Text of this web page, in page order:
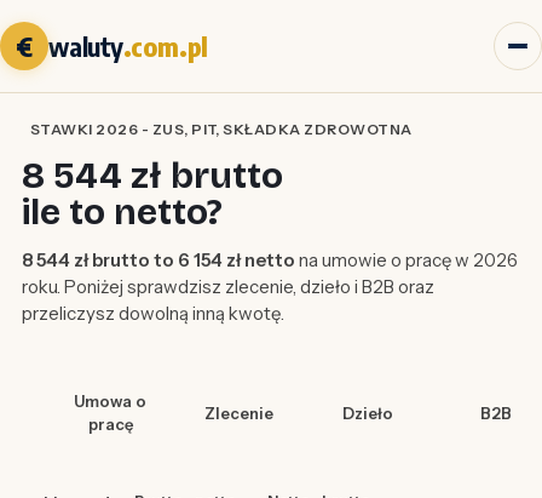
€ waluty.com.pl
STAWKI 2026 - ZUS, PIT, SKŁADKA ZDROWOTNA
8 544 zł brutto
ile to netto?
8 544 zł brutto to 6 154 zł netto na umowie o pracę w 2026
roku. Poniżej sprawdzisz zlecenie, dzieło i B2B oraz
przeliczysz dowolną inną kwotę.
Umowa o
pracę
Zlecenie Dzieło B2B